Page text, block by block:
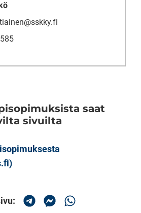
saat
sivuilta
Jaa Telegramissa
Jaa Messengerissä
Jaa Whatsapissa